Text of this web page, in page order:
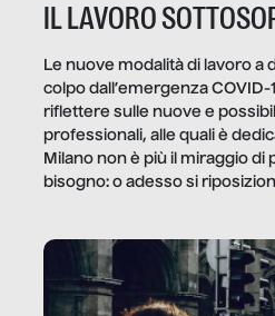
IL LAVORO
Le nuove modalità di lavoro a
colpo dall’emergenza
riflettere sulle nuove e
professionali, alle quali è
Milano non è più il miraggio di
bisogno: o adesso si